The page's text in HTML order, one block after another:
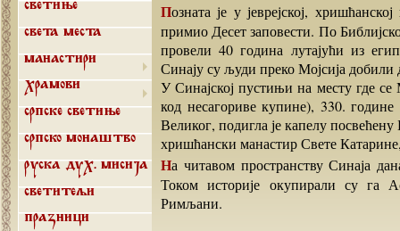
Светиње
Света места
Манастири
Храмови
Српске светиње
Српско монаштво
Руска дух. мисија
Светитељи
Празници
Позната је у јеврејској, хришћанској и муслиманској традицији као место где је Мојсије
примио Десет заповести. По
провели 40 година лутајући из
Синају су људи преко Мојсија добили
У Синајској пустињи на месту где се
код несагориве купине), 330. године
Великог, подигла је капелу
хришћански манастир Свете
На читавом пространству Синаја данас у бедуинсиким насељима живи око 50.000 људи.
Током историје окупирали су га
Римљани.